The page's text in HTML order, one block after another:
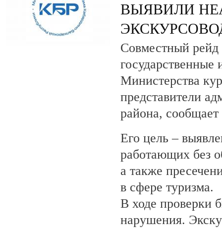
ВЫЯВИЛИ
Совместный рейд
государственные
Министерства
представители
района,
Его цель –
работающих без
а также
в сфере туризма.
В ходе проверки
нарушения.